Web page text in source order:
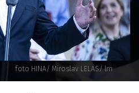
foto HINA/ Miroslav LELAS/ lm